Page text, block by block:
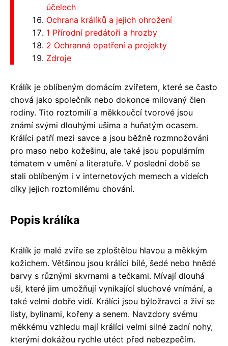
účelech
Ochrana králíků a jejich ohrožení
1 Přírodní predátoři a hrozby
2 Ochranná opatření a projekty
Zdroje
Králík je oblíbeným domácím zvířetem, které se často
chová jako společník nebo dokonce milovaný člen
rodiny. Tito roztomilí a měkkoučcí tvorové jsou
známí svými dlouhými ušima a huňatým ocasem.
Králíci patří mezi savce a jsou běžně rozmnožováni
pro maso nebo kožešinu, ale také jsou populárním
tématem v umění a literatuře. V poslední době se
stali oblíbeným i v internetových memech a videích
díky jejich roztomilému chování.
Popis králíka
Králík je malé zvíře se zploštělou hlavou a měkkým
kožichem. Většinou jsou králíci bílé, šedé nebo hnědé
barvy s různými skvrnami a tečkami. Mívají dlouhá
uši, které jim umožňují vynikající sluchové vnímání, a
také velmi dobře vidí. Králíci jsou býložravci a živí se
listy, bylinami, kořeny a senem. Navzdory svému
měkkému vzhledu mají králíci velmi silné zadní nohy,
kterými dokážou rychle utéct před nebezpečím.